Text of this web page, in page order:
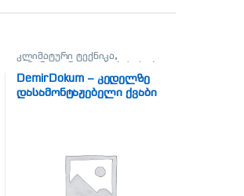
კლიმატური ტექნიკა,
DemirDokum – კედელზე
დასამონტაჟებელი ქვაბი